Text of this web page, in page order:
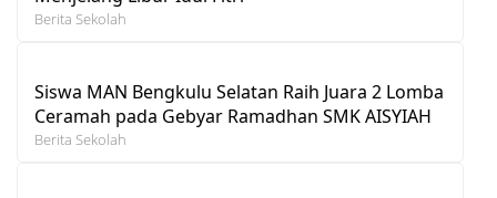
Berita Sekolah
Siswa MAN Bengkulu Selatan Raih Juara 2 Lomba
Ceramah pada Gebyar Ramadhan SMK AISYIAH
Berita Sekolah